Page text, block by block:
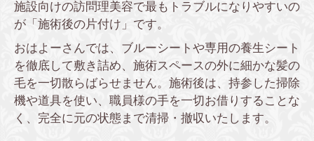
施設向けの訪問理美容で最もトラブルになりやすいの
が「施術後の片付け」です。
おはよーさんでは、ブルーシートや専用の養生シート
を徹底して敷き詰め、施術スペースの外に細かな髪の
毛を一切散らばらせません。施術後は、持参した掃除
機や道具を使い、職員様の手を一切お借りすることな
く、完全に元の状態まで清掃・撤収いたします。